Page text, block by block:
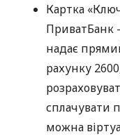
Картка
надає
рахунку
сплачувати
можна